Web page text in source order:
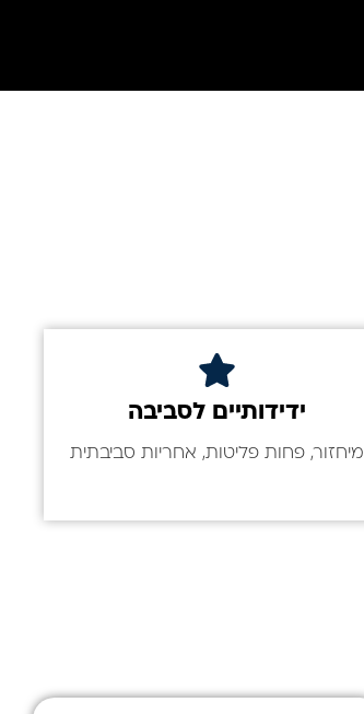
ידידותיים לסביבה
מיחזור, פחות פליטות, אחריות סביבתית